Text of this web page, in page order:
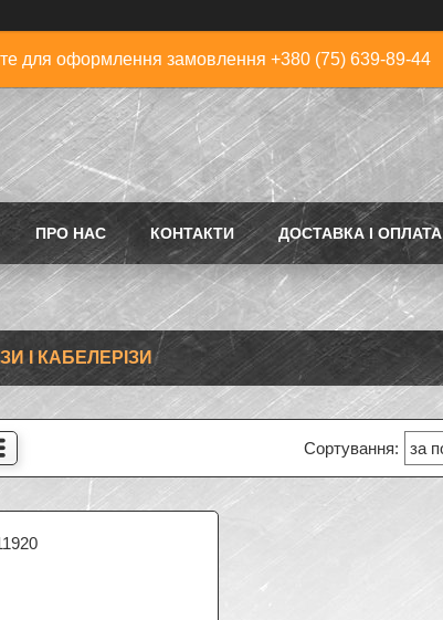
для оформлення замовлення +380 (75) 639-89-44
ПРО НАС КОНТАКТИ ДОСТАВКА І ОПЛАТА
І КАБЕЛЕРІЗИ